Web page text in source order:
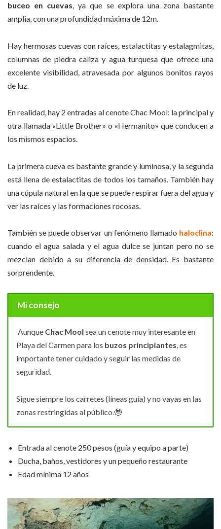
buceo en cuevas, ya que se explora una zona bastante
amplia, con una profundidad máxima de 12m.
Hay hermosas cuevas con raíces, estalactitas y estalagmitas,
columnas de piedra caliza y agua turquesa que ofrece una
excelente visibilidad, atravesada por algunos bonitos rayos
de luz.
En realidad, hay 2 entradas al cenote Chac Mool: la principal y
otra llamada «Little Brother» o «Hermanito» que conducen a
los mismos espacios.
La primera cueva es bastante grande y luminosa, y la segunda
está llena de estalactitas de todos los tamaños. También hay
una cúpula natural en la que se puede respirar fuera del agua y
ver las raíces y las formaciones rocosas.
También se puede observar un fenómeno llamado haloclina:
cuando el agua salada y el agua dulce se juntan pero no se
mezclan debido a su diferencia de densidad. Es bastante
sorprendente.
Mi consejo
Aunque Chac Mool sea un cenote muy interesante en
Playa del Carmen para los buzos principiantes, es
importante tener cuidado y seguir las medidas de
seguridad.
Sigue siempre los carretes (líneas guía) y no vayas en las
zonas restringidas al público.🤓
Entrada al cenote 250 pesos (guía y equipo a parte)
Ducha, baños, vestidores y un pequeño restaurante
Edad mínima 12 años